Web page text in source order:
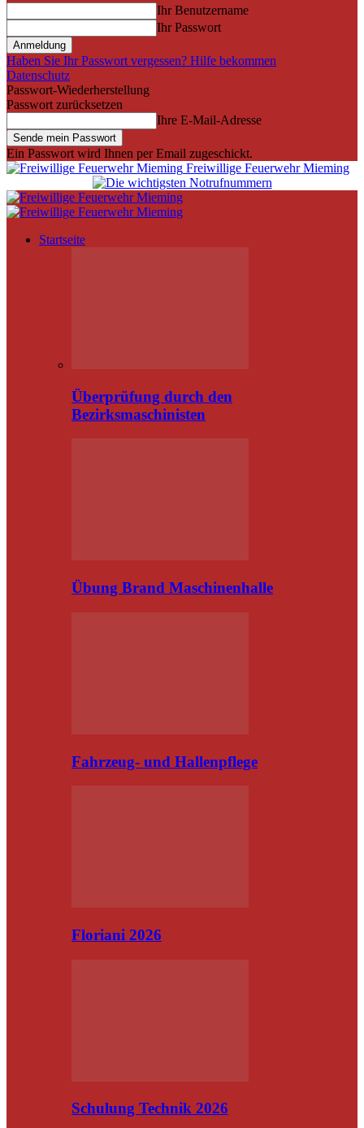
Ihr Benutzername
Ihr Passwort
Haben Sie Ihr Passwort vergessen? Hilfe bekommen
Datenschutz
Passwort-Wiederherstellung
Passwort zurücksetzen
Ihre E-Mail-Adresse
Ein Passwort wird Ihnen per Email zugeschickt.
Freiwillige Feuerwehr Mieming
Startseite
Überprüfung durch den
Bezirksmaschinisten
Übung Brand Maschinenhalle
Fahrzeug- und Hallenpflege
Floriani 2026
Schulung Technik 2026